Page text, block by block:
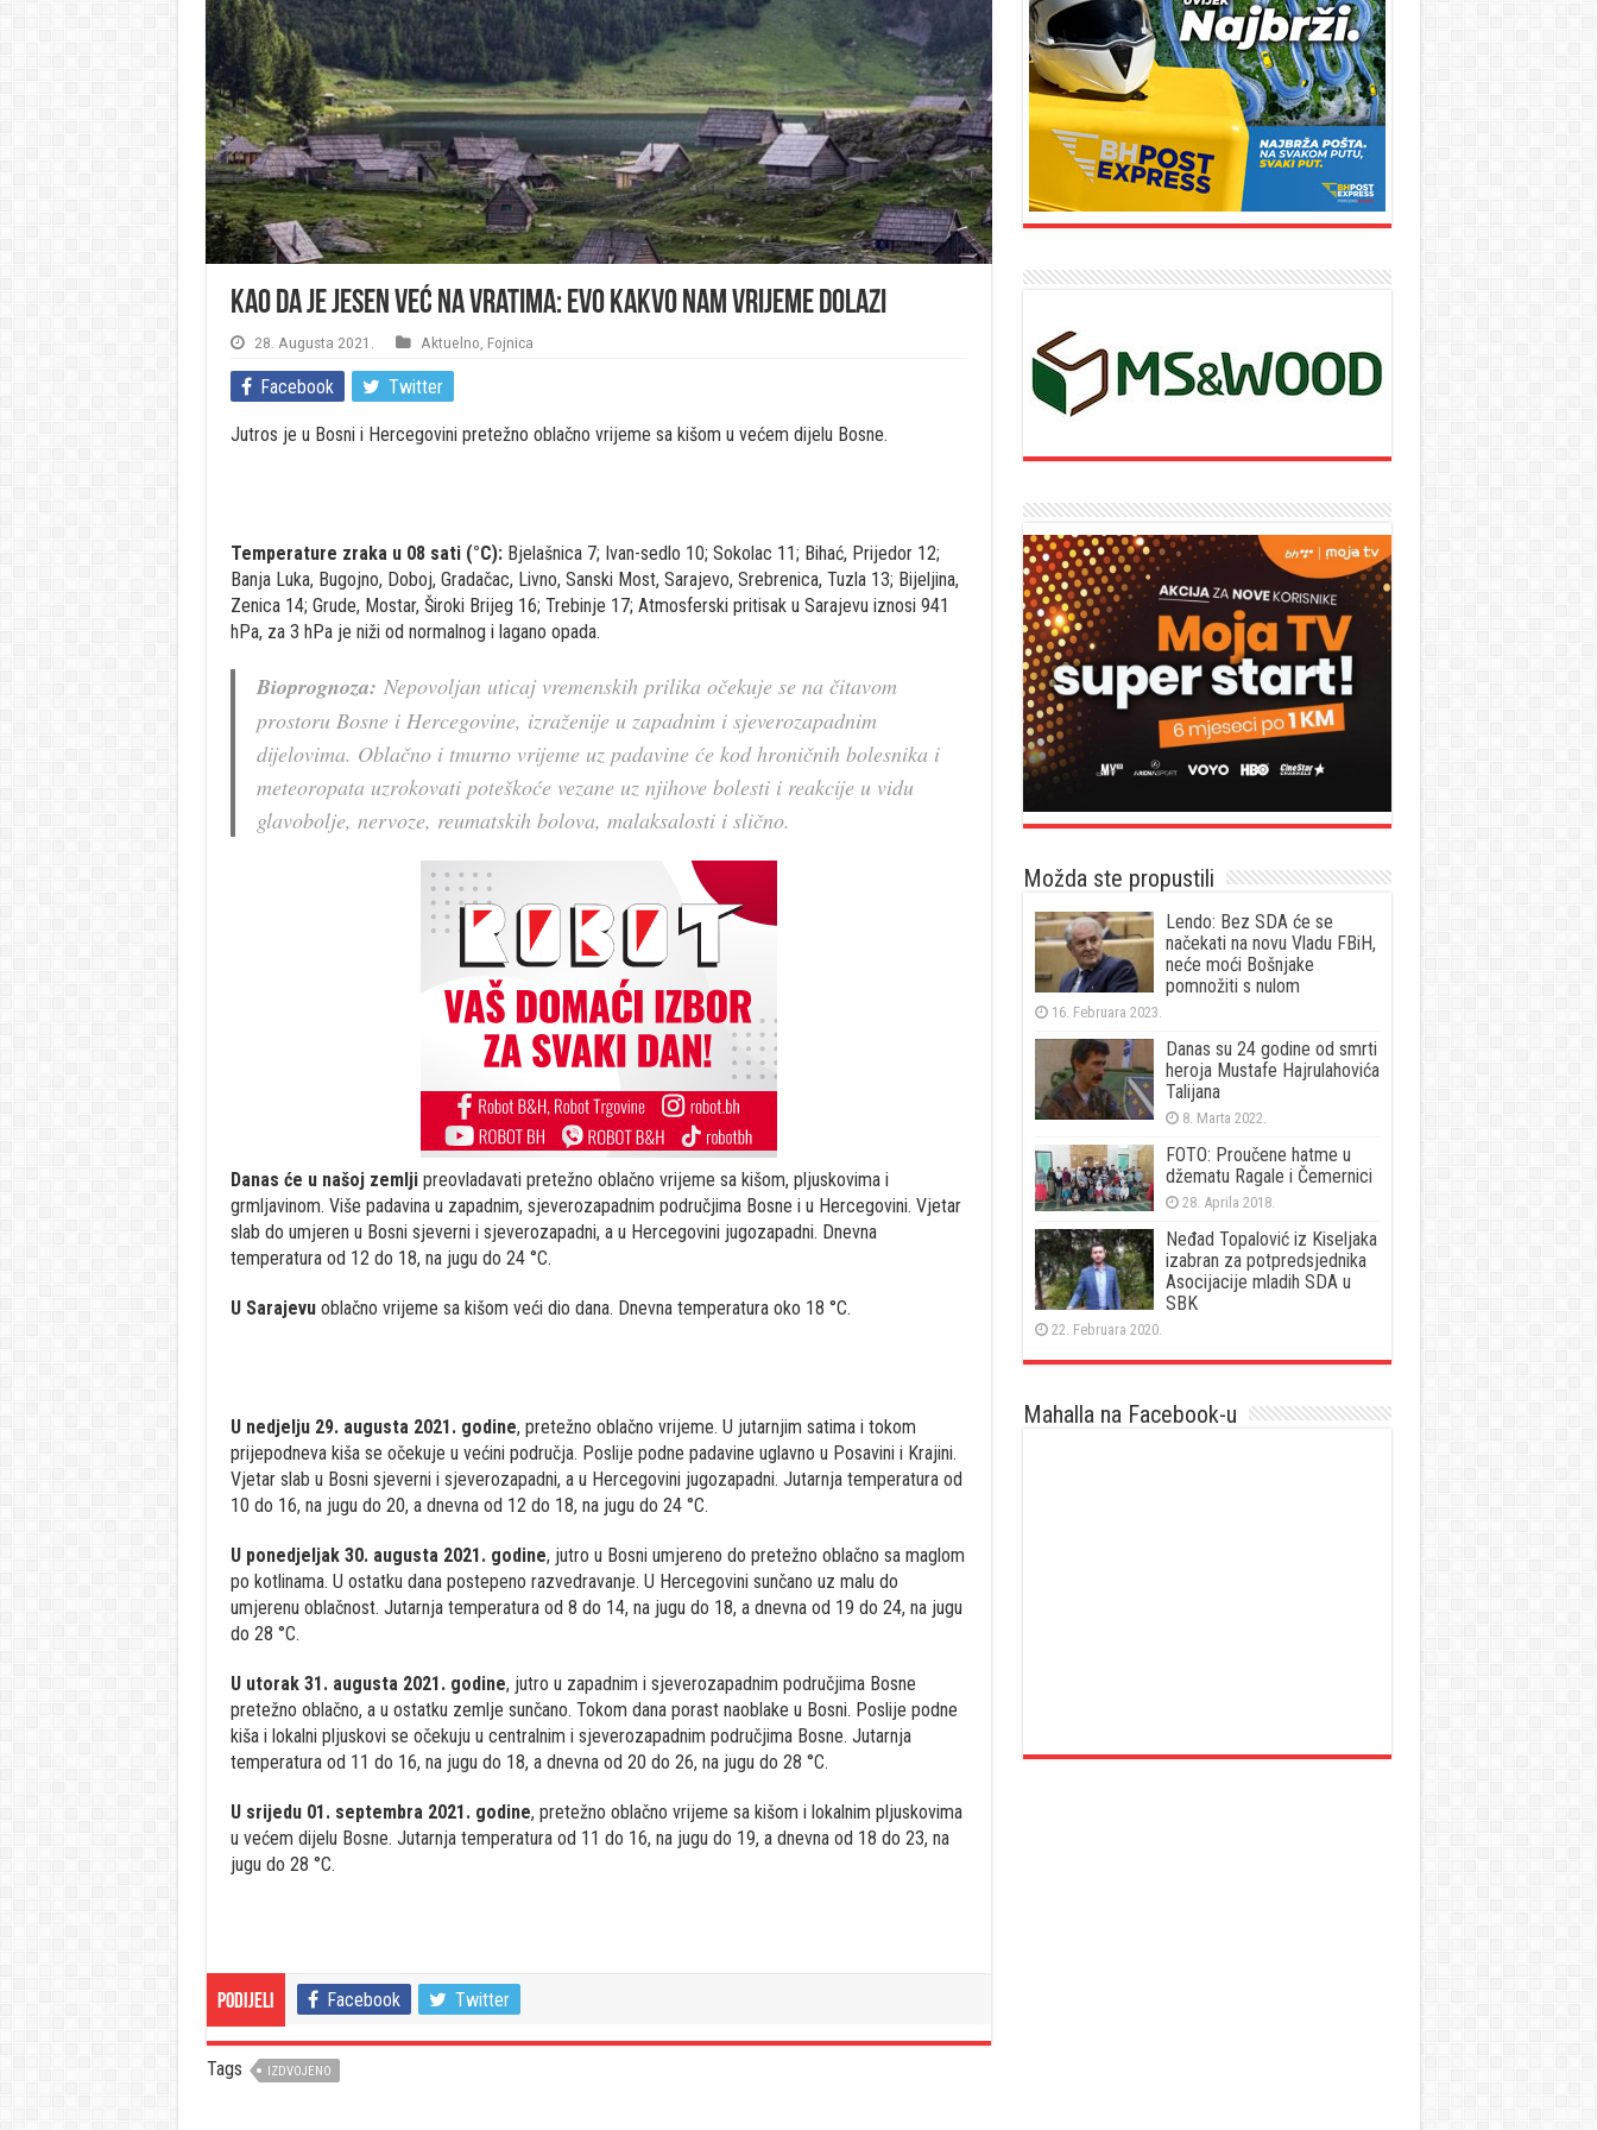
Kao da je jesen već na vratima: Evo kakvo nam vrijeme dolazi
28. Augusta 2021. Aktuelno Fojnica
Facebook Twitter
Jutros je u Bosni i Hercegovini pretežno oblačno vrijeme sa kišom u većem dijelu Bosne.
Temperature zraka u 08 sati (°C):Bjelašnica 7; Ivan-sedlo 10; Sokolac 11; Bihać, Prijedor 12;
Banja Luka, Bugojno, Doboj, Gradačac, Livno, Sanski Most, Sarajevo, Srebrenica, Tuzla 13; Bijeljina,
Zenica 14; Grude, Mostar, Široki Brijeg 16; Trebinje 17; Atmosferski pritisak u Sarajevu iznosi 941
hPa, za 3 hPa je niži od normalnog i lagano opada.
Bioprognoza: Nepovoljan uticaj vremenskih prilika očekuje se na čitavom
prostoru Bosne i Hercegovine, izraženije u zapadnim i sjeverozapadnim
dijelovima. Oblačno i tmurno vrijeme uz padavine će kod hroničnih bolesnika i
meteoropata uzrokovati poteškoće vezane uz njihove bolesti i reakcije u vidu
glavobolje, nervoze, reumatskih bolova, malaksalosti i slično.
Danas će u našoj zemljipreovladavati pretežno oblačno vrijeme sa kišom, pljuskovima i
grmljavinom. Više padavina u zapadnim, sjeverozapadnim područjima Bosne i u Hercegovini. Vjetar
slab do umjeren u Bosni sjeverni i sjeverozapadni, a u Hercegovini jugozapadni. Dnevna
temperatura od 12 do 18, na jugu do 24 °C.
U Sarajevuoblačno vrijeme sa kišom veći dio dana. Dnevna temperatura oko 18 °C.
U nedjelju 29. augusta 2021. godine, pretežno oblačno vrijeme. U jutarnjim satima i tokom
prijepodneva kiša se očekuje u većini područja. Poslije podne padavine uglavno u Posavini i Krajini.
Vjetar slab u Bosni sjeverni i sjeverozapadni, a u Hercegovini jugozapadni. Jutarnja temperatura od
10 do 16, na jugu do 20, a dnevna od 12 do 18, na jugu do 24 °C.
U ponedjeljak 30. augusta 2021. godine, jutro u Bosni umjereno do pretežno oblačno sa maglom
po kotlinama. U ostatku dana postepeno razvedravanje. U Hercegovini sunčano uz malu do
umjerenu oblačnost. Jutarnja temperatura od 8 do 14, na jugu do 18, a dnevna od 19 do 24, na jugu
do 28 °C.
U utorak 31. augusta 2021. godine, jutro u zapadnim i sjeverozapadnim područjima Bosne
pretežno oblačno, a u ostatku zemlje sunčano. Tokom dana porast naoblake u Bosni. Poslije podne
kiša i lokalni pljuskovi se očekuju u centralnim i sjeverozapadnim područjima Bosne. Jutarnja
temperatura od 11 do 16, na jugu do 18, a dnevna od 20 do 26, na jugu do 28 °C.
U srijedu 01. septembra 2021. godine, pretežno oblačno vrijeme sa kišom i lokalnim pljuskovima
u većem dijelu Bosne. Jutarnja temperatura od 11 do 16, na jugu do 19, a dnevna od 18 do 23, na
jugu do 28 °C.
Podijeli Facebook Twitter
Tags IZDVOJENO
Možda ste propustili
Lendo: Bez SDA će se
načekati na novu Vladu FBiH,
neće moći Bošnjake
pomnožiti s nulom
16. Februara 2023.
Danas su 24 godine od smrti
heroja Mustafe Hajrulahovića
Talijana
8. Marta 2022.
FOTO: Proučene hatme u
džematu Ragale i Čemernici
28. Aprila 2018.
Neđad Topalović iz Kiseljaka
izabran za potpredsjednika
Asocijacije mladih SDA u
SBK
22. Februara 2020.
Mahalla na Facebook-u